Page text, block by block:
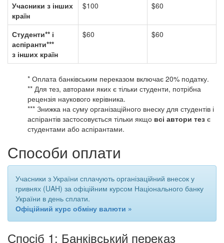
Учасники з інших
країн
$100 $60
Студенти** і
аспіранти***
з інших країн
$60 $60
* Оплата банківським переказом включає 20% податку.
** Для тез, авторами яких є тільки студенти, потрібна
рецензія наукового керівника.
*** Знижка на суму організаційного внеску для студентів і
аспірантів застосовується тільки якщо всі автори тез є
студентами або аспірантами.
Способи оплати
Учасники з України сплачують організаційний внесок у
гривнях (UAH) за офіційним курсом Національного банку
України в день сплати.
Офіційний курс обміну валюти »
Спосіб 1: Банківський переказ